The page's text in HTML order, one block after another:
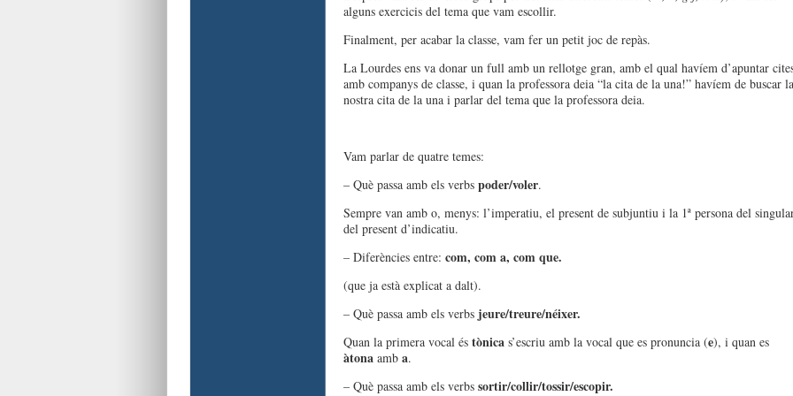
alguns exercicis del tema que vam escollir.
Finalment, per acabar la classe, vam fer un petit joc de repàs.
La Lourdes ens va donar un full amb un rellotge gran, amb el qual havíem d’apuntar
amb companys de classe, i quan la professora deia “la cita de la una!” havíem de buscar la
nostra cita de la una i parlar del tema que la professora deia.
Vam parlar de quatre temes:
– Què passa amb els verbs poder/voler.
Sempre van amb o, menys: l’imperatiu, el present de subjuntiu i la 1ª persona del
del present d’indicatiu.
– Diferències entre: com, com a, com que.
(que ja està explicat a dalt).
– Què passa amb els verbs jeure/treure/néixer.
Quan la primera vocal és tònicas’escriu amb la vocal que es pronuncia (e), i quan es
àtonaamb a.
– Què passa amb els verbs sortir/collir/tossir/escopir.